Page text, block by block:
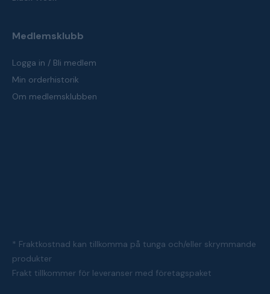
Medlemsklubb
Logga in / Bli medlem
Min orderhistorik
Om medlemsklubben
* Fraktkostnad kan tillkomma på tunga och/eller skrymmande
produkter
Frakt tillkommer för leveranser med företagspaket